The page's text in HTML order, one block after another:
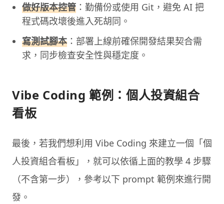
做好版本控管 ：勤備份或使用 Git，避免 AI 把
程式碼改壞後進入死胡同。
寫測試腳本 ：部署上線前確保開發結果契合需
求，同步檢查安全性與穩定度。
Vibe Coding 範例：個人投資組合
看板
最後，若我們想利用 Vibe Coding 來建立一個「個
人投資組合看板」，就可以依循上面的教學 4 步驟
（不含第一步），參考以下 prompt 範例來進行開
發。